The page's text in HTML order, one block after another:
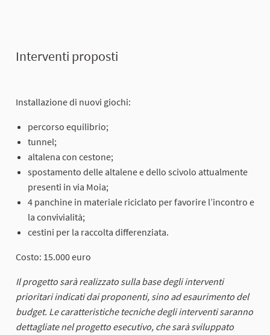
Interventi proposti
Installazione di nuovi giochi:
percorso equilibrio;
tunnel;
altalena con cestone;
spostamento delle altalene e dello scivolo attualmente
presenti in via Moia;
4 panchine in materiale riciclato per favorire l’incontro e
la convivialità;
cestini per la raccolta differenziata.
Costo: 15.000 euro
Il progetto sarà realizzato sulla base degli interventi
prioritari indicati dai proponenti, sino ad esaurimento del
budget. Le caratteristiche tecniche degli interventi saranno
dettagliate nel progetto esecutivo, che sarà sviluppato